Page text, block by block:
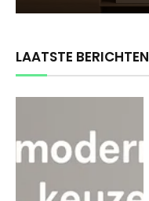
LAATSTE BERICHTEN